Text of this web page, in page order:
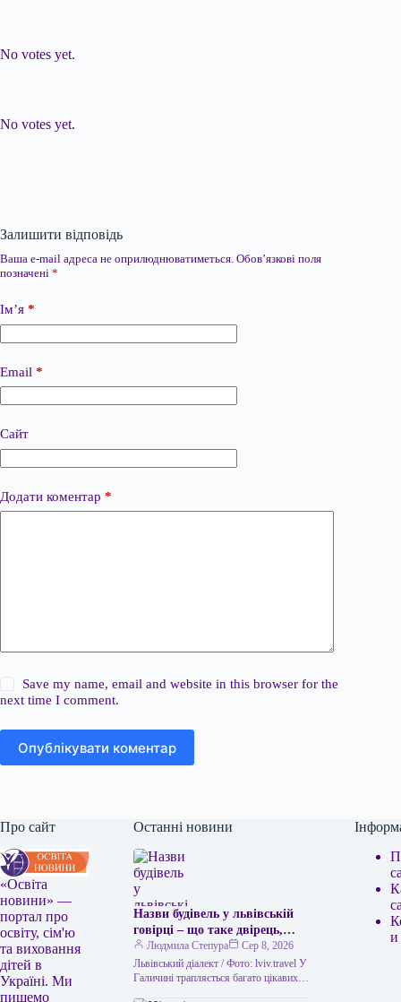
No votes yet.
No votes yet.
Залишити відповідь
Ваша e-mail адреса не оприлюднюватиметься. Обов’язкові поля
позначені *
Ім’я *
Email *
Сайт
Додати коментар *
Save my name, email and website in this browser for the
next time I comment.
Опублікувати коментар
Про сайт
«Освіта
новини» —
портал про
освіту, сім'ю
та виховання
дітей в
Україні. Ми
пишемо
Останні новини
Назви будівель у львівській
говірці – що таке двірець,
креденс, кнайпа
Людмила Степура
Сер 8, 2026
Львівський діалект / Фото: lviv.travel У
Галичині трапляється багато цікавих
и